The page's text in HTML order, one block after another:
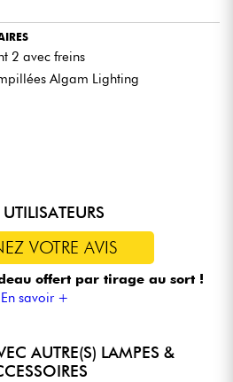
2 avec freins
Algam Lighting
VOTRE AVIS
offert par tirage au sort !
En savoir +
AUTRE(S) LAMPES &